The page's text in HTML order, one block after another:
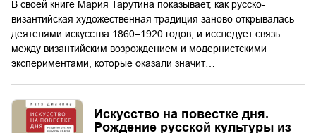
В своей книге Мария Тарутина показывает, как русско-
византийская художественная традиция заново открывалась
деятелями искусства 1860–1920 годов, и исследует связь
между византийским возрождением и модернистскими
экспериментами, которые оказали значит…
Искусство на повестке дня.
Рождение русской культуры из